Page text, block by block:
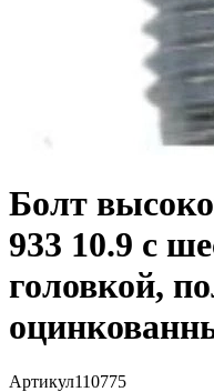
Болт
933 10.9 с
головкой,
Артикул110775